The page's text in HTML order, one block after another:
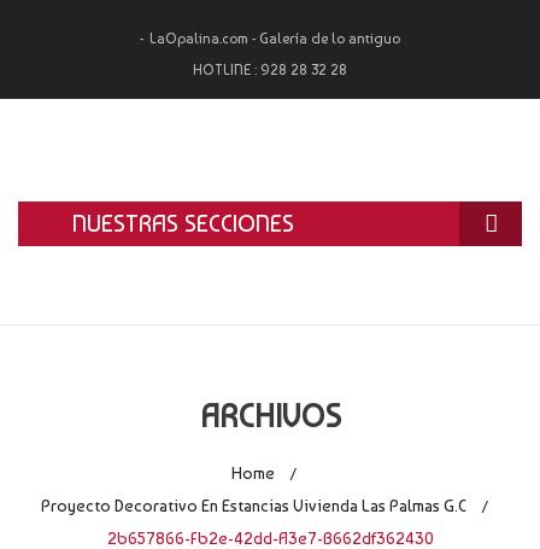
LaOpalina.com - Galería de lo antiguo
HOTLINE : 928 28 32 28
NUESTRAS SECCIONES
LA OPALINA
TASACIÓN Y COMPRA
ARCHIVOS
Home /
Proyecto Decorativo En Estancias Vivienda Las Palmas G.C /
2b657866-Fb2e-42dd-A3e7-B662df362430